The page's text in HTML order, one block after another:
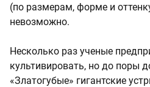
(по размерам, форме и
невозможно.
Несколько раз ученые
культивировать, но до поры
«Златогубые» гигантские